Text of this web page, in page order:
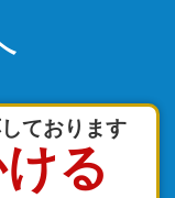
ております
る